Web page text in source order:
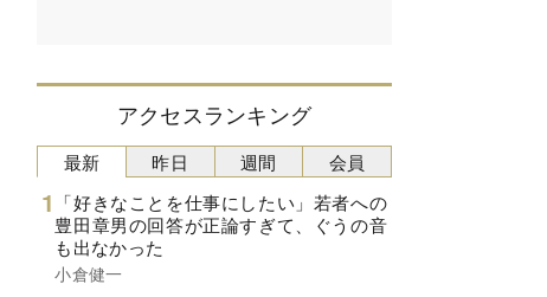
アクセスランキング
最新
「好きなことを仕事にしたい」若者への
豊田章男の回答が正論すぎて、ぐうの音
も出なかった
小倉健一
昨日 週間 会員